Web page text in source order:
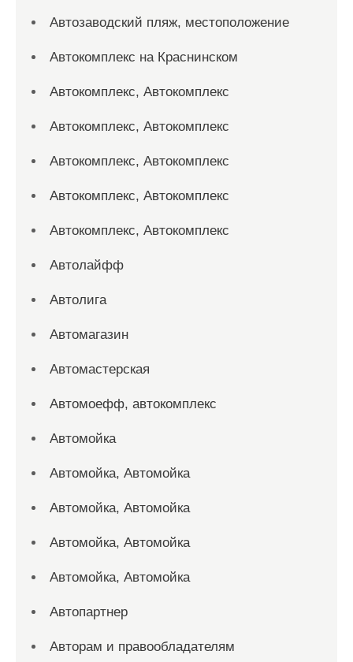
Автозаводский пляж, местоположение
Автокомплекс на Краснинском
Автокомплекс, Автокомплекс
Автокомплекс, Автокомплекс
Автокомплекс, Автокомплекс
Автокомплекс, Автокомплекс
Автокомплекс, Автокомплекс
Автолайфф
Автолига
Автомагазин
Автомастерская
Автомоефф, автокомплекс
Автомойка
Автомойка, Автомойка
Автомойка, Автомойка
Автомойка, Автомойка
Автомойка, Автомойка
Автопартнер
Авторам и правообладателям